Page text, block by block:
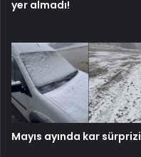
yer almadı!
Mayıs ayında kar sürprizi